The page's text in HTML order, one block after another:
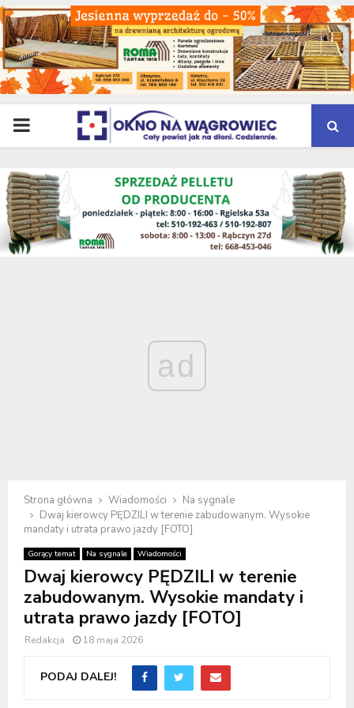
PRIMARY
MENU
ad
Strona główna Wiadomości
Na sygnale
Dwaj kierowcy PĘDZILI w terenie zabudowanym. Wysokie
mandaty i utrata prawo jazdy [FOTO]
Gorący temat Na sygnale Wiadomości
Dwaj kierowcy PĘDZILI w terenie
zabudowanym. Wysokie mandaty i
utrata prawo jazdy [FOTO]
Redakcja 18 maja 2026
PODAJ DALEJ!